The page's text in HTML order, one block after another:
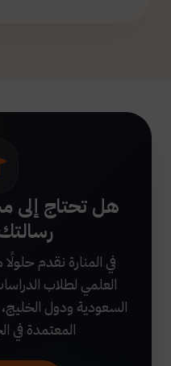
هل تحتاج إلى
في المنارة نقدم
العلمي لطلاب
السعودية ودول الخليج،
المعتمدة في